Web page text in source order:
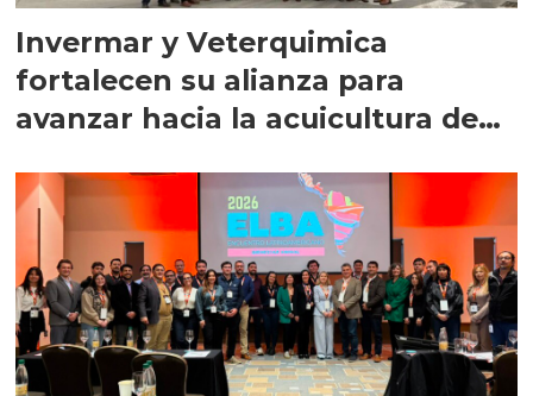
Invermar y Veterquimica
fortalecen su alianza para
avanzar hacia la acuicultura de